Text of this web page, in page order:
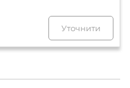
Уточнити